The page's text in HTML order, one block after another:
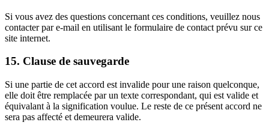
Si vous avez des questions concernant ces conditions, veuillez nous
contacter par e-mail en utilisant le formulaire de contact prévu sur ce
site internet.
15. Clause de sauvegarde
Si une partie de cet accord est invalide pour une raison quelconque,
elle doit être remplacée par un texte correspondant, qui est valide et
équivalant à la signification voulue. Le reste de ce présent accord ne
sera pas affecté et demeurera valide.